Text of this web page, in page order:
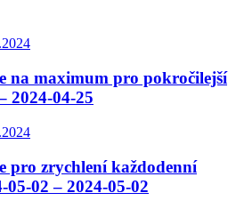
na maximum pro pokročilejší
2024-04-25
pro zrychlení každodenní
05-02 – 2024-05-02